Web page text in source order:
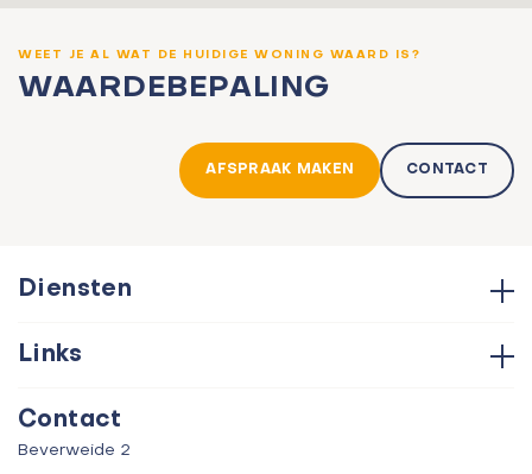
WEET JE AL WAT DE HUIDIGE WONING WAARD IS?
WAARDEBEPALING
AFSPRAAK MAKEN CONTACT
Diensten
Aankoop
Taxatie
Verhuur
Links
Over ons
Contact
Beverweide 2